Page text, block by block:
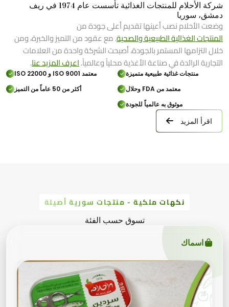
شركة الأحلام للمنتجات الغذائية تأسست عام 1974 في ريف
دمشق، سوريا
وضعت الأحلام نصب أعينها تقديم أعلى جودة من
المنتجات الغذائية الطبيعية والصحية. مع عقود من التميز والخبرة، ومن
خلال التزامها المستمر بالجودة، أصبحت الشركة واحدة من العلامات
التجارية الرائدة في صناعة الأغذية محلياً وعالمياً.اعرف المزيد عنا.
منتجات غذائية طبيعية متميزة
معتمد ISO 9001 و ISO 22000
معتمد من FDA وحلال
أكثر من 50 عاماً من التميز
موثوق به عالمياً للجودة
اقرأ المزيد
نكهات ملكية - منتجات سورية أصيلة
تسوق حسب الفئة
اسماك